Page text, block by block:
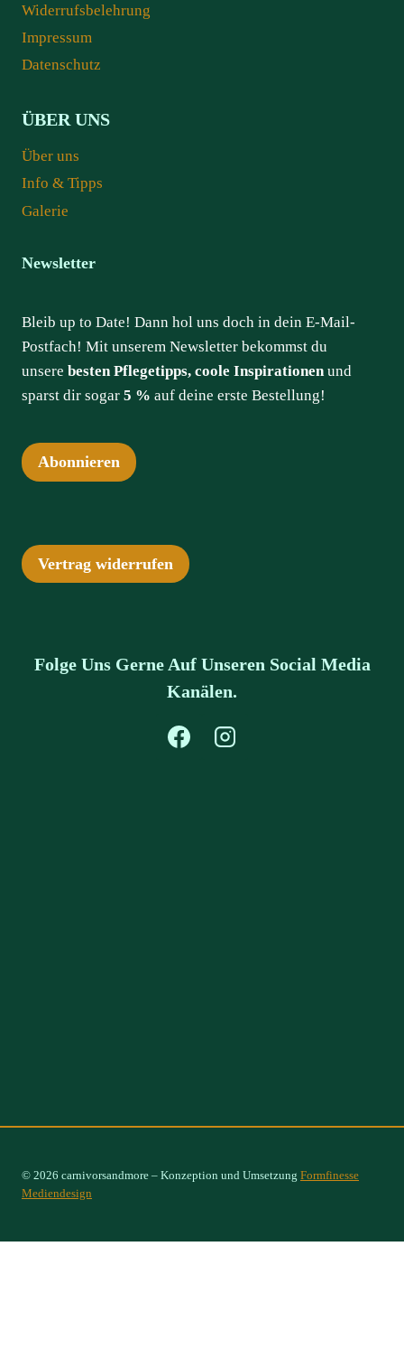
Widerrufsbelehrung
Impressum
Datenschutz
ÜBER UNS
Über uns
Info & Tipps
Galerie
Newsletter
Bleib up to Date! Dann hol uns doch in dein E-Mail-
Postfach! Mit unserem Newsletter bekommst du
unsere besten Pflegetipps, coole Inspirationenund
sparst dir sogar 5 % auf deine erste Bestellung!
Abonnieren
Vertrag widerrufen
Folge Uns Gerne Auf Unseren Social Media
Kanälen.
© 2026 carnivorsandmore – Konzeption und Umsetzung Formfinesse
Mediendesign